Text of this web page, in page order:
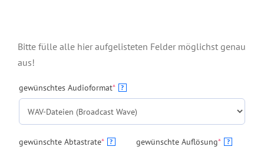
Angebot
Bitte fülle alle hier aufgelisteten Felder möglichst genau
aus!
gewünschtes Audioformat*(required)
?
gewünschte Abtastrate*(required)
? gewünschte Auflösung*(required)
?